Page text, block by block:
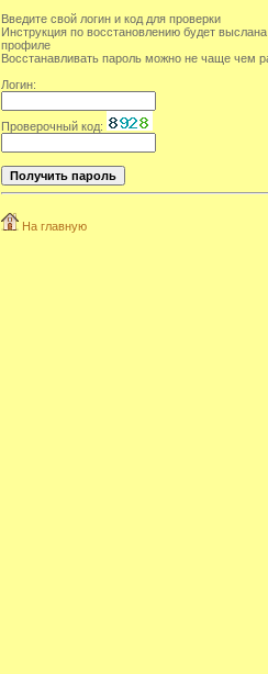
Введите свой логин и код для проверки
Инструкция по восстановлению будет
профиле
Восстанавливать пароль можно не чаще чем
Логин:
Проверочный код:
На главную